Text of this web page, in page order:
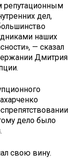
репутационным
дел,
наших
— сказал
Дмитрия
дело было
свою вину.